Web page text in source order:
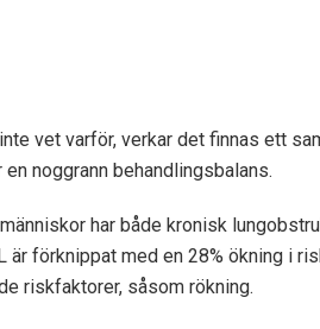
vet varför, verkar det finnas ett
noggrann behandlingsbalans.
har både kronisk
är förknippat med en 28% ökning i
riskfaktorer, såsom rökning.